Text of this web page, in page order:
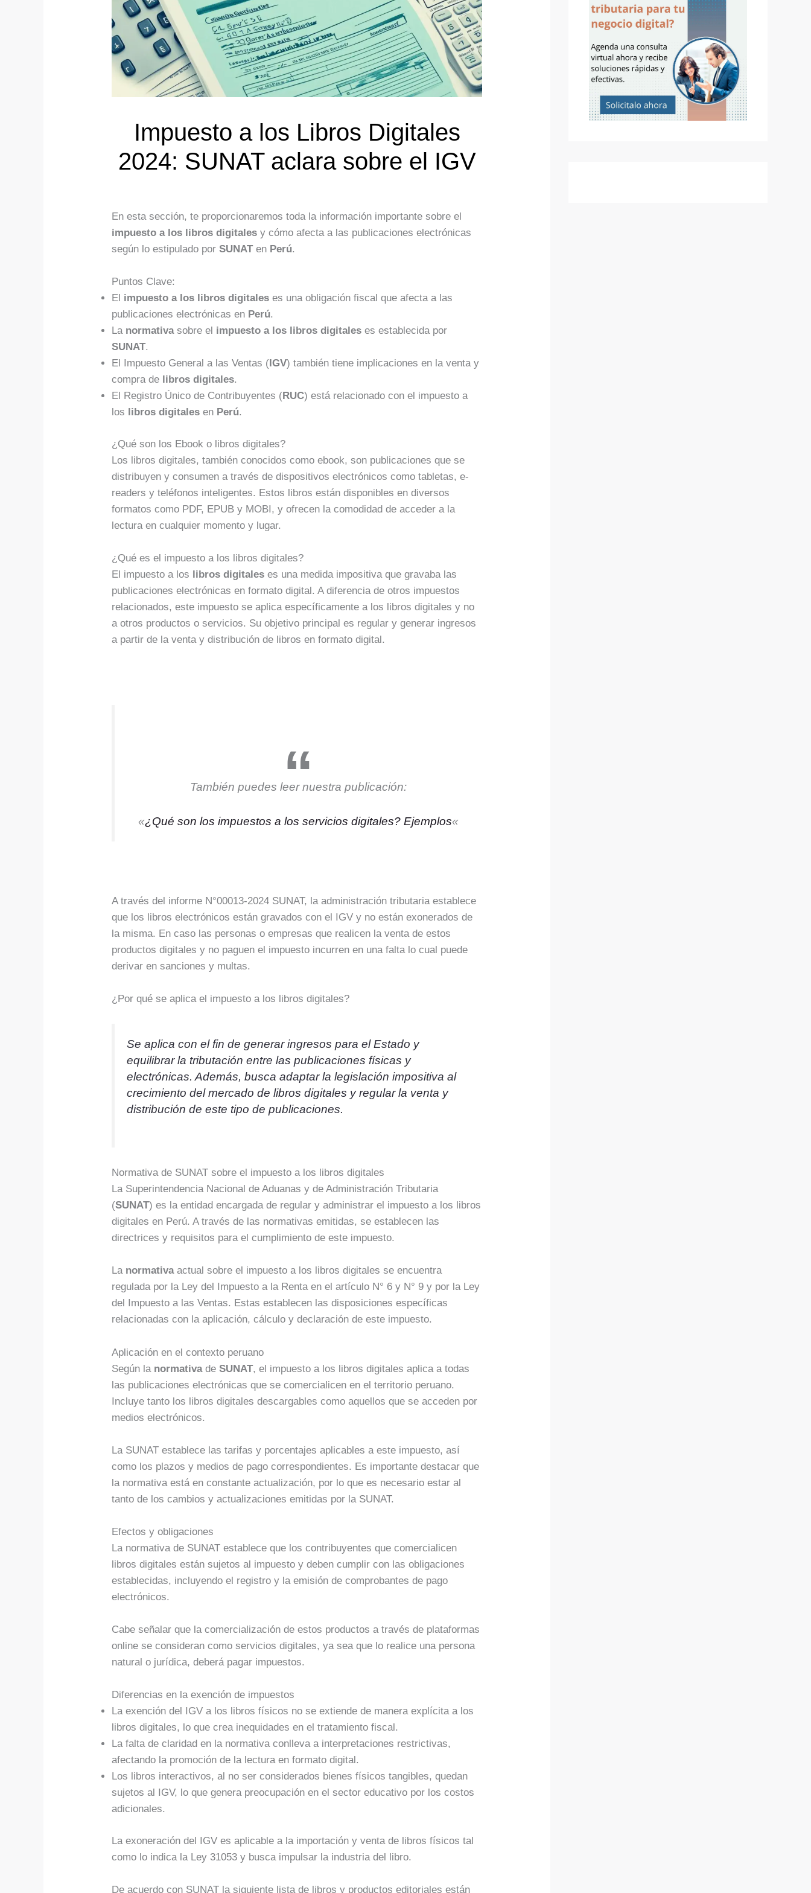
Impuesto a los Libros Digitales
2024: SUNAT aclara sobre el IGV
En esta sección, te proporcionaremos toda la información importante sobre el
impuesto a los libros digitales y cómo afecta a las publicaciones electrónicas
según lo estipulado porSUNATen Perú.
Puntos Clave:
El impuesto a los libros digitales es una obligación fiscal que afecta a las
publicaciones electrónicas en Perú.
La normativasobre el impuesto a los libros digitales es establecida por
SUNAT.
El Impuesto General a las Ventas ( IGV) también tiene implicaciones en la venta y
compra de libros digitales.
El Registro Único de Contribuyentes (RUC) está relacionado con el impuesto a
los
libros digitales en Perú.
¿Qué son los Ebook o libros digitales?
Los libros digitales, también conocidos como ebook, son publicaciones que se
distribuyen y consumen a través de dispositivos electrónicos como tabletas, e-
readers y teléfonos inteligentes. Estos libros están disponibles en diversos
formatos como PDF, EPUB y MOBI, y ofrecen la comodidad de acceder a la
lectura en cualquier momento y lugar.
¿Qué es el impuesto a los libros digitales?
El impuesto a los libros digitales es una medida impositiva que gravaba las
publicaciones electrónicas en formato digital. A diferencia de otros impuestos
relacionados, este impuesto se aplica específicamente a los libros digitales y no
a otros productos o servicios. Su objetivo principal es regular y generar ingresos
a partir de la venta y distribución de libros en formato digital.
También puedes leer nuestra publicación:
«¿Qué son los impuestos a los servicios digitales? Ejemplos«
A través del informe N°00013-2024 SUNAT, la administración tributaria establece
que los libros electrónicos están gravados con el IGV y no están exonerados de
la misma. En caso las personas o empresas que realicen la venta de estos
productos digitales y no paguen el impuesto incurren en una falta lo cual puede
derivar en sanciones y multas.
¿Por qué se aplica el impuesto a los libros digitales?
Se aplica con el fin de generar ingresos para el Estado y
equilibrar la tributación entre las publicaciones físicas y
electrónicas. Además, busca adaptar la legislación impositiva al
crecimiento del mercado de libros digitales y regular la venta y
distribución de este tipo de publicaciones.
Normativa de SUNAT sobre el impuesto a los libros digitales
La Superintendencia Nacional de Aduanas y de Administración Tributaria
(SUNAT) es la entidad encargada de regular y administrar el impuesto a los libros
digitales en Perú. A través de las normativas emitidas, se establecen las
directrices y requisitos para el cumplimiento de este impuesto.
La normativaactual sobre el impuesto a los libros digitales se encuentra
regulada por la Ley del Impuesto a la Renta en el artículo N° 6 y N° 9 y por la Ley
del Impuesto a las Ventas. Estas establecen las disposiciones específicas
relacionadas con la aplicación, cálculo y declaración de este impuesto.
Aplicación en el contexto peruano
Según la normativadeSUNAT, el impuesto a los libros digitales aplica a todas
las publicaciones electrónicas que se comercialicen en el territorio peruano.
Incluye tanto los libros digitales descargables como aquellos que se acceden por
medios electrónicos.
La SUNAT establece las tarifas y porcentajes aplicables a este impuesto, así
como los plazos y medios de pago correspondientes. Es importante destacar que
la normativa está en constante actualización, por lo que es necesario estar al
tanto de los cambios y actualizaciones emitidas por la SUNAT.
Efectos y obligaciones
La normativa de SUNAT establece que los contribuyentes que comercialicen
libros digitales están sujetos al impuesto y deben cumplir con las obligaciones
establecidas, incluyendo el registro y la emisión de comprobantes de pago
electrónicos.
Cabe señalar que la comercialización de estos productos a través de plataformas
online se consideran como servicios digitales, ya sea que lo realice una persona
natural o jurídica, deberá pagar impuestos.
Diferencias en la exención de impuestos
La exención del IGV a los libros físicos no se extiende de manera explícita a los
libros digitales, lo que crea inequidades en el tratamiento fiscal.
La falta de claridad en la normativa conlleva a interpretaciones restrictivas,
afectando la promoción de la lectura en formato digital.
Los libros interactivos, al no ser considerados bienes físicos tangibles, quedan
sujetos al IGV, lo que genera preocupación en el sector educativo por los costos
adicionales.
La exoneración del IGV es aplicable a la importación y venta de libros físicos tal
como lo indica la Ley 31053 y busca impulsar la industria del libro.
De acuerdo con SUNAT la siguiente lista de libros y productos editoriales están